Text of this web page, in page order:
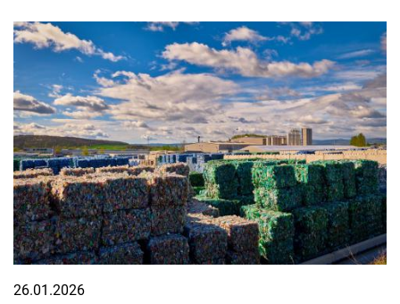
26.01.2026